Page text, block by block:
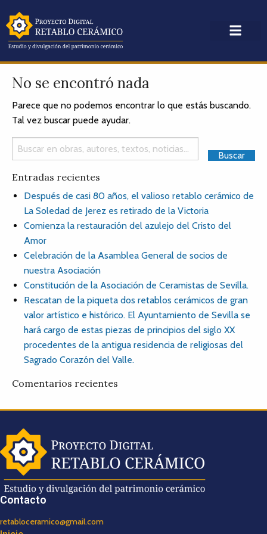
No se encontró nada
Parece que no podemos encontrar lo que estás buscando.
Tal vez buscar puede ayudar.
Entradas recientes
Después de casi 80 años, el valioso retablo cerámico de
La Soledad de Jerez es retirado de la Victoria
Comienza la restauración del azulejo del Cristo del
Amor
Celebración de la Asamblea General de socios de
nuestra Asociación
Constitución de la Asociación de Ceramistas de Sevilla.
Rescatan de la piqueta dos retablos cerámicos de gran
valor artístico e histórico. El Ayuntamiento de Sevilla se
hará cargo de estas piezas de principios del siglo XX
procedentes de la antigua residencia de religiosas del
Sagrado Corazón del Valle.
Comentarios recientes
Contacto
retabloceramico@gmail.com